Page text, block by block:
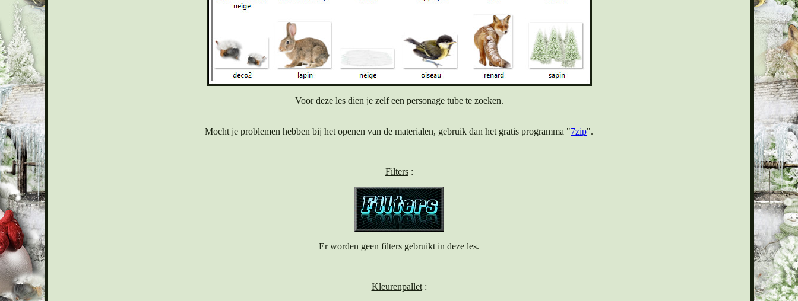
Voor deze les dien je zelf een personage tube te zoeken.
Mocht je problemen hebben bij het openen van de materialen, gebruik dan het gratis programma "7zip".
Filters:
Er worden geen filters gebruikt in deze les.
Kleurenpallet: